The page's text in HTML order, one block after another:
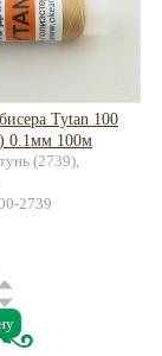
Tytan 100
0.1мм 100м
(2739),
2739